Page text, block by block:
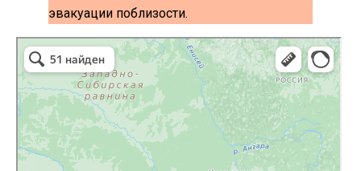
эвакуации поблизости.
Волоколамск